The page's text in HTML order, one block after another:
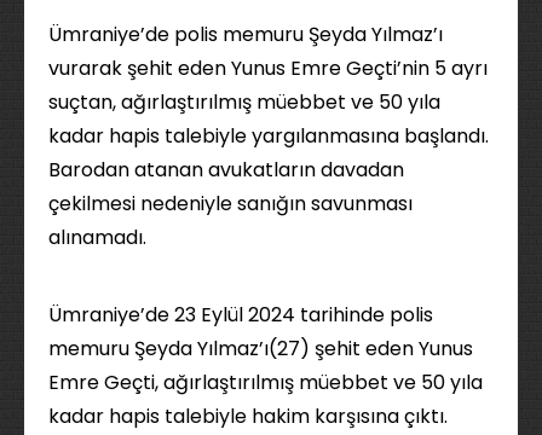
Ümraniye’de polis memuru Şeyda Yılmaz’ı
vurarak şehit eden Yunus Emre Geçti’nin 5 ayrı
suçtan, ağırlaştırılmış müebbet ve 50 yıla
kadar hapis talebiyle yargılanmasına başlandı.
Barodan atanan avukatların davadan
çekilmesi nedeniyle sanığın savunması
alınamadı.
Ümraniye’de 23 Eylül 2024 tarihinde polis
memuru Şeyda Yılmaz’ı(27) şehit eden Yunus
Emre Geçti, ağırlaştırılmış müebbet ve 50 yıla
kadar hapis talebiyle hakim karşısına çıktı.